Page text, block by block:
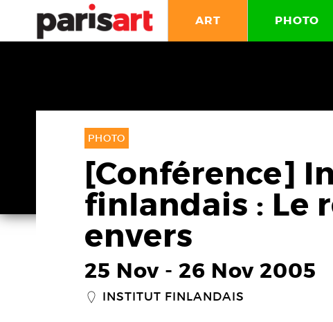
ART PHOTO
PHOTO
[Conférence]
finlandais : Le
envers
25 Nov - 26 Nov 2005
_ INSTITUT FINLANDAIS